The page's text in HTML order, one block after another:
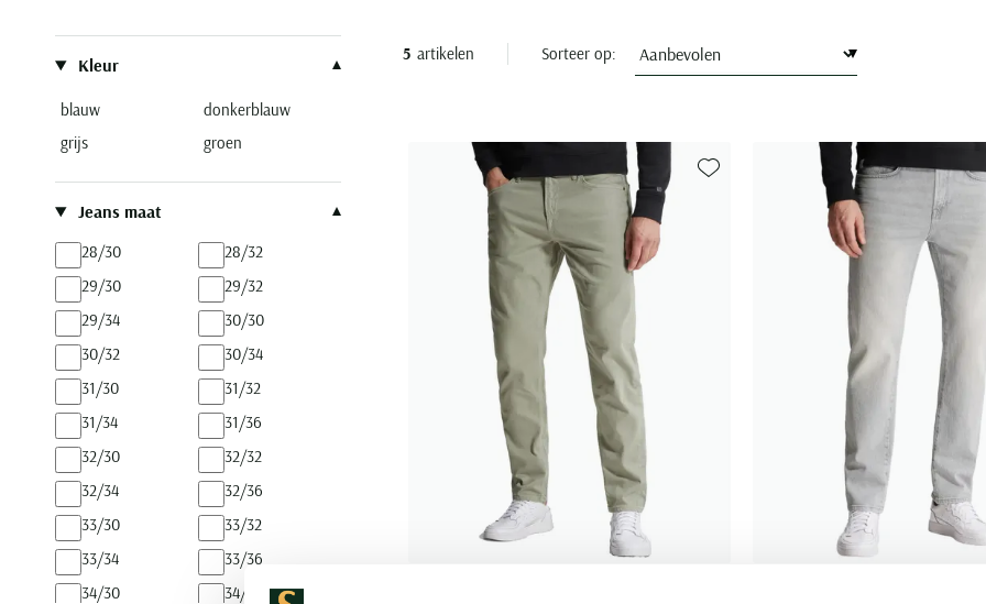
Kleur
blauw
donkerblauw
grijs
groen
Jeans maat
28/30
28/32
29/30
29/32
29/34
30/30
30/32
30/34
31/30
31/32
31/34
31/36
32/30
32/32
32/34
32/36
33/30
33/32
33/34
33/36
34/30
34/32
5 artikelen Sorteer op:
Toevoegen aan favorieten